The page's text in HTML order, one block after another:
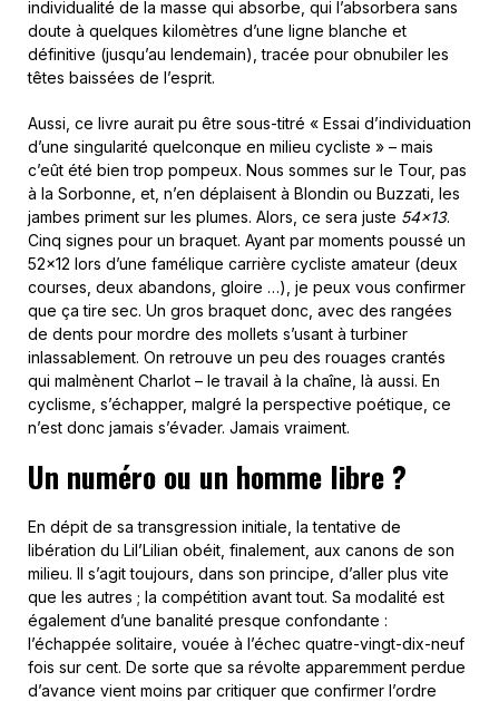
individualité de la masse qui absorbe, qui l’absorbera sans
doute à quelques kilomètres d’une ligne blanche et
définitive (jusqu’au lendemain), tracée pour obnubiler les
têtes baissées de l’esprit.
Aussi, ce livre aurait pu être sous-titré « Essai d’individuation
d’une singularité quelconque en milieu cycliste » – mais
c’eût été bien trop pompeux. Nous sommes sur le Tour, pas
à la Sorbonne, et, n’en déplaisent à Blondin ou Buzzati, les
jambes priment sur les plumes. Alors, ce sera juste 54×13.
Cinq signes pour un braquet. Ayant par moments poussé un
52×12 lors d’une famélique carrière cycliste amateur (deux
courses, deux abandons, gloire …), je peux vous confirmer
que ça tire sec. Un gros braquet donc, avec des rangées
de dents pour mordre des mollets s’usant à turbiner
inlassablement. On retrouve un peu des rouages crantés
qui malmènent Charlot – le travail à la chaîne, là aussi. En
cyclisme, s’échapper, malgré la perspective poétique, ce
n’est donc jamais s’évader. Jamais vraiment.
Un numéro ou un homme libre ?
En dépit de sa transgression initiale, la tentative de
libération du Lil’Lilian obéit, finalement, aux canons de son
milieu. Il s’agit toujours, dans son principe, d’aller plus vite
que les autres ; la compétition avant tout. Sa modalité est
également d’une banalité presque confondante :
l’échappée solitaire, vouée à l’échec quatre-vingt-dix-neuf
fois sur cent. De sorte que sa révolte apparemment perdue
d’avance vient moins par critiquer que confirmer l’ordre